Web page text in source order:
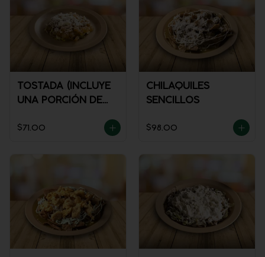
TOSTADA (INCLUYE
UNA PORCIÓN DE
$71.00
CHILAQUILES
SENCILLOS
$98.00